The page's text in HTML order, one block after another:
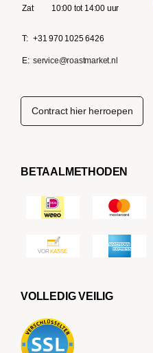
Zat 10:00 tot 14:00 uur
T: +31 970 1025 6426
E: service@roastmarket.nl
Contract hier herroepen
BETAALMETHODEN
VOLLEDIG VEILIG